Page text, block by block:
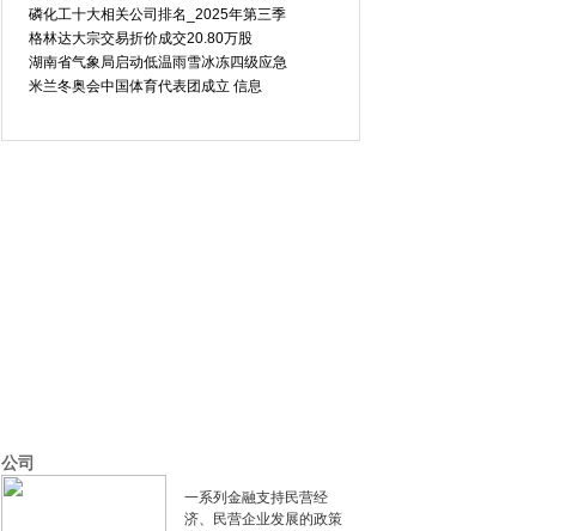
磷化工十大相关公司排名_2025年第三季
格林达大宗交易折价成交20.80万股
湖南省气象局启动低温雨雪冰冻四级应急
米兰冬奥会中国体育代表团成立 信息
公司
一系列金融支持民营经
济、民营企业发展的政策